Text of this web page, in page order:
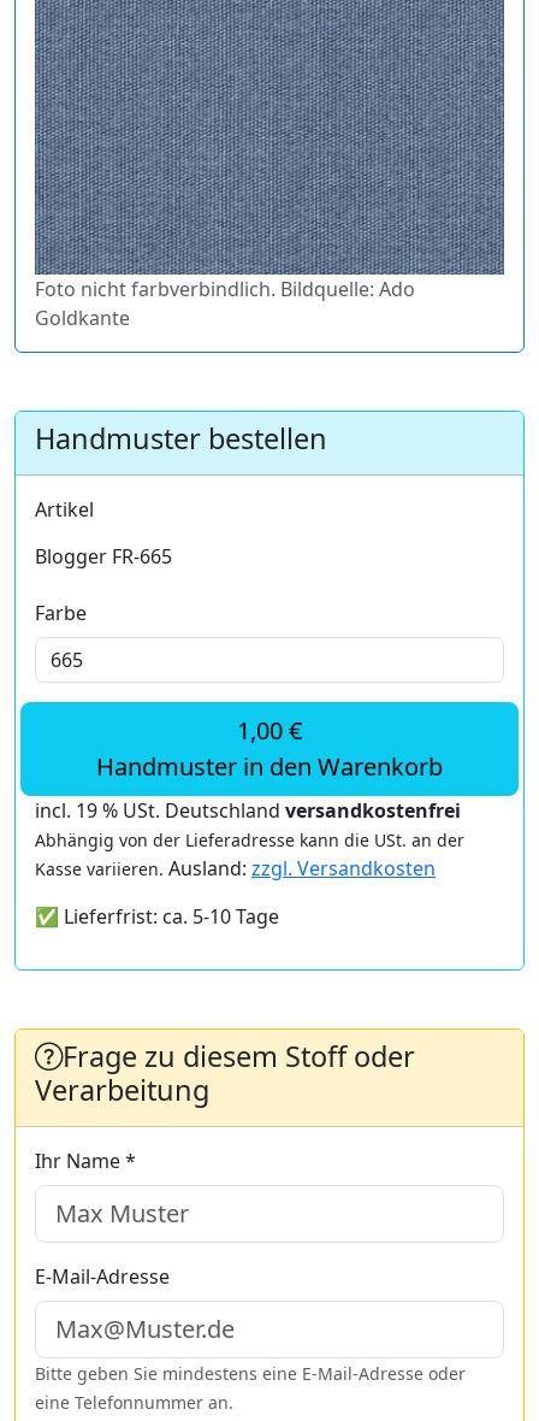
Foto nicht farbverbindlich. Bildquelle: Ado
Goldkante
Handmuster bestellen
Artikel
Blogger FR-665
Farbe
1,00 €
Handmuster in den Warenkorb
incl. 19 % USt. Deutschland versandkostenfrei
Abhängig von der Lieferadresse kann die USt. an der
Kasse variieren. Ausland: zzgl. Versandkosten
✅ Lieferfrist: ca. 5-10 Tage
Frage zu diesem Stoff oder
Verarbeitung
Ihr Name *
E-Mail-Adresse
Bitte geben Sie mindestens eine E-Mail-Adresse oder
eine Telefonnummer an.